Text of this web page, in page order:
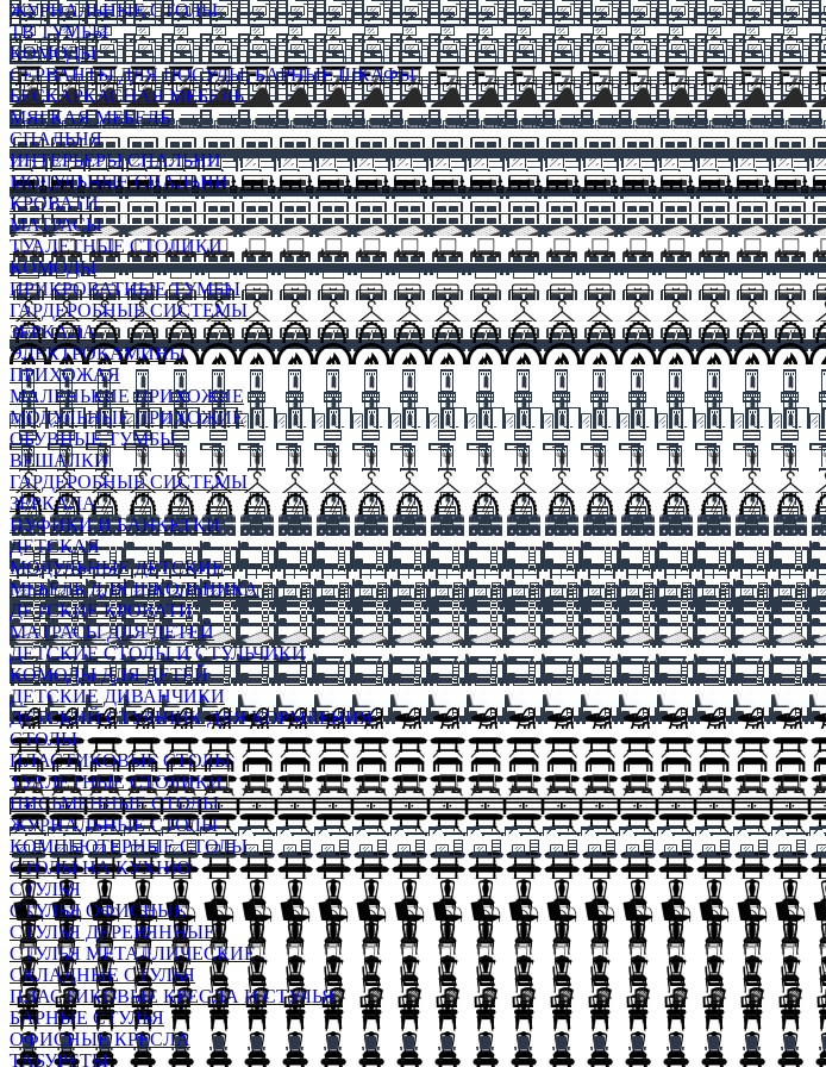
ЖУРНАЛЬНЫЕ СТОЛЫ
ТВ ТУМБЫ
КОМОДЫ
СЕРВАНТЫ ДЛЯ ПОСУДЫ, БАРНЫЕ ШКАФЫ
БЕСКАРКАСНАЯ МЕБЕЛЬ
МЯГКАЯ МЕБЕЛЬ
СПАЛЬНЯ
ИНТЕРЬЕРЫ СПАЛЬНИ
МОДУЛЬНЫЕ СПАЛЬНИ
КРОВАТИ
МАТРАСЫ
ТУАЛЕТНЫЕ СТОЛИКИ
КОМОДЫ
ПРИКРОВАТНЫЕ ТУМБЫ
ГАРДЕРОБНЫЕ СИСТЕМЫ
ЗЕРКАЛА
ЭЛЕКТРОКАМИНЫ
ПРИХОЖАЯ
МАЛЕНЬКИЕ ПРИХОЖИЕ
МОДУЛЬНЫЕ ПРИХОЖИЕ
ОБУВНЫЕ ТУМБЫ
ВЕШАЛКИ
ГАРДЕРОБНЫЕ СИСТЕМЫ
ЗЕРКАЛА
ПУФИКИ И БАНКЕТКИ
ДЕТСКАЯ
МОДУЛЬНЫЕ ДЕТСКИЕ
МЕБЕЛЬ ДЛЯ ШКОЛЬНИКА
ДЕТСКИЕ КРОВАТИ
МАТРАСЫ ДЛЯ ДЕТЕЙ
ДЕТСКИЕ СТОЛЫ И СТУЛЬЧИКИ
КОМОДЫ ДЛЯ ДЕТЕЙ
ДЕТСКИЕ ДИВАНЧИКИ
ДЕТСКИЙ СТУЛЬЧИК ДЛЯ КОРМЛЕНИЯ
СТОЛЫ
ПЛАСТИКОВЫЕ СТОЛЫ
ТУАЛЕТНЫЕ СТОЛИКИ
ПИСЬМЕННЫЕ СТОЛЫ
ЖУРНАЛЬНЫЕ СТОЛЫ
КОМПЬЮТЕРНЫЕ СТОЛЫ
СТОЛЫ НА КУХНЮ
СТУЛЬЯ
СТУЛЬЯ ОФИСНЫЕ
СТУЛЬЯ ДЕРЕВЯННЫЕ
СТУЛЬЯ МЕТАЛЛИЧЕСКИЕ
СКЛАДНЫЕ СТУЛЬЯ
ПЛАСТИКОВЫЕ КРЕСЛА И СТУЛЬЯ
БАРНЫЕ СТУЛЬЯ
ОФИСНЫЕ КРЕСЛА
ТАБУРЕТЫ